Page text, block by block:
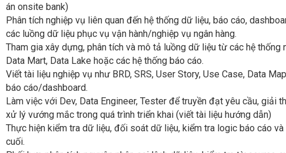
án onsite bank)
Phân tích nghiệp vụ liên quan đến hệ thống dữ liệu, báo cáo,
các luồng dữ liệu phục vụ vận hành/nghiệp vụ ngân hàng.
Tham gia xây dựng, phân tích và mô tả luồng dữ liệu từ các hệ thống
Data Mart, Data Lake hoặc các hệ thống báo cáo.
Viết tài liệu nghiệp vụ như BRD, SRS, User Story, Use Case, Data
báo cáo/dashboard.
Làm việc với Dev, Data Engineer, Tester để truyền đạt yêu cầu, giải
xử lý vướng mắc trong quá trình triển khai (viết tài liệu hướng dẫn)
Thực hiện kiểm tra dữ liệu, đối soát dữ liệu, kiểm tra logic báo cáo
cuối.